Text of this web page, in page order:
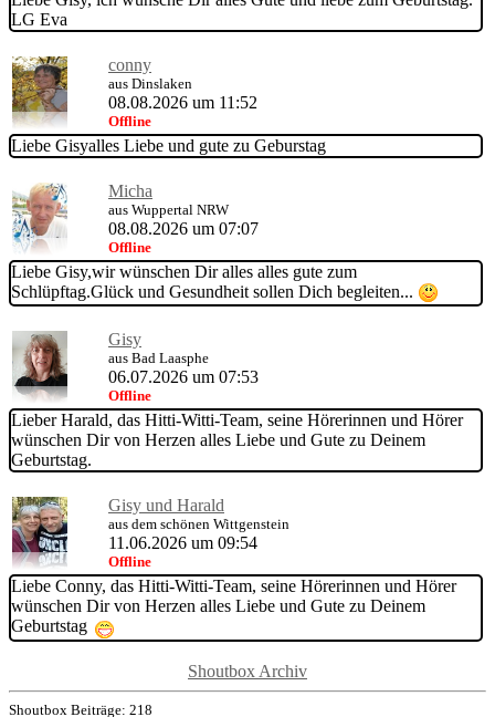
LG Eva
conny
aus Dinslaken
08.08.2026 um 11:52
Offline
Liebe Gisyalles Liebe und gute zu Geburstag
Micha
aus Wuppertal NRW
08.08.2026 um 07:07
Offline
Liebe Gisy,wir wünschen Dir alles alles gute zum
Schlüpftag.Glück und Gesundheit sollen Dich begleiten...
Gisy
aus Bad Laasphe
06.07.2026 um 07:53
Offline
Lieber Harald, das Hitti-Witti-Team, seine Hörerinnen und Hörer
wünschen Dir von Herzen alles Liebe und Gute zu Deinem
Geburtstag.
Gisy und Harald
aus dem schönen Wittgenstein
11.06.2026 um 09:54
Offline
Liebe Conny, das Hitti-Witti-Team, seine Hörerinnen und Hörer
wünschen Dir von Herzen alles Liebe und Gute zu Deinem
Geburtstag
Shoutbox Archiv
Shoutbox Beiträge: 218